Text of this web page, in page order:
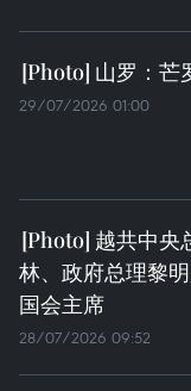
山罗：芒
29/07/2026 01:00
越共中央
林、政府总理黎
国会主席
28/07/2026 09:52